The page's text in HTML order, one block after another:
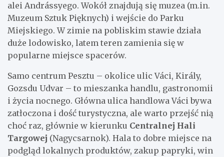
alei Andrássyego. Wokół znajdują się muzea (m.in.
Muzeum Sztuk Pięknych) i wejście do Parku
Miejskiego. W zimie na pobliskim stawie działa
duże lodowisko, latem teren zamienia się w
popularne miejsce spacerów.
Samo centrum Pesztu – okolice ulic Váci, Király,
Gozsdu Udvar – to mieszanka handlu, gastronomii
i życia nocnego. Główna ulica handlowa Váci bywa
zatłoczona i dość turystyczna, ale warto przejść nią
choć raz, głównie w kierunku Centralnej Hali
Targowej (Nagycsarnok). Hala to dobre miejsce na
podgląd lokalnych produktów, zakup papryki, win